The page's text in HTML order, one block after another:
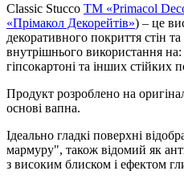
Classic Stuссo TM «Primacol
«Прімакол Декорейтів») – це
декоративного покриття стін
внутрішнього використання на:
гіпсокартоні та інших стійких
Продукт розроблено на
основі вапна.
Ідеально гладкі поверхні
мармуру", також відомий як
з високим блиском і ефектом